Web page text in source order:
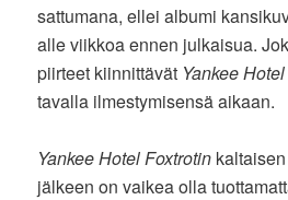
sattumana, ellei albumi
alle viikkoa ennen julkaisua.
piirteet kiinnittävät Yankee
tavalla ilmestymisensä aikaan.
Yankee Hotel Foxtrotin
jälkeen on vaikea olla